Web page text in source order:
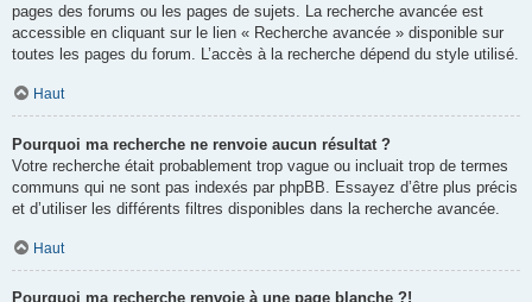
pages des forums ou les pages de sujets. La recherche avancée est
accessible en cliquant sur le lien « Recherche avancée » disponible sur
toutes les pages du forum. L’accès à la recherche dépend du style utilisé.
Haut
Pourquoi ma recherche ne renvoie aucun résultat ?
Votre recherche était probablement trop vague ou incluait trop de termes
communs qui ne sont pas indexés par phpBB. Essayez d’être plus précis
et d’utiliser les différents filtres disponibles dans la recherche avancée.
Haut
Pourquoi ma recherche renvoie à une page blanche ?!